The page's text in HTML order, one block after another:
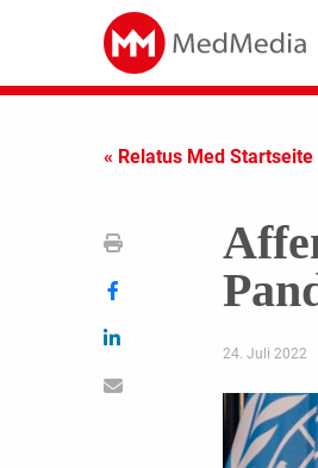
« Relatus Med Startseite
24. Juli 2022